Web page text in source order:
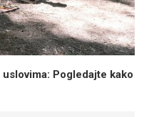
Pogledajte kako